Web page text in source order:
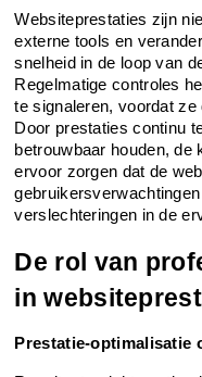
Websiteprestaties zijn
externe tools en
snelheid in de loop van
Regelmatige controles
te signaleren, voordat
Door prestaties continu
betrouwbaar houden,
ervoor zorgen dat de
verslechteringen in de
De rol van
in
Prestatie-optimalisatie